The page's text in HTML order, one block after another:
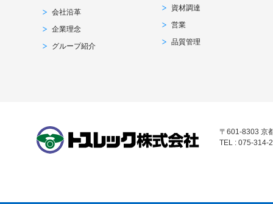
会社沿革
企業理念
グループ紹介
資材調達
営業
品質管理
〒601-8303 京
TEL : 075-314-